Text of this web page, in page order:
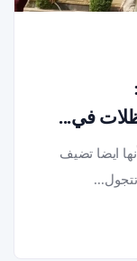
ايضا تضيف